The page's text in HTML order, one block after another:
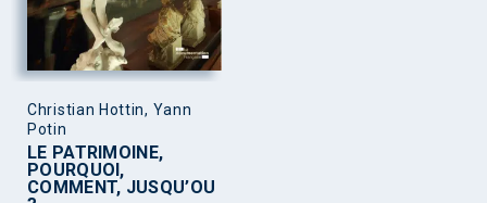
Christian Hottin, Yann
Potin
LE PATRIMOINE,
POURQUOI,
COMMENT, JUSQU’OU